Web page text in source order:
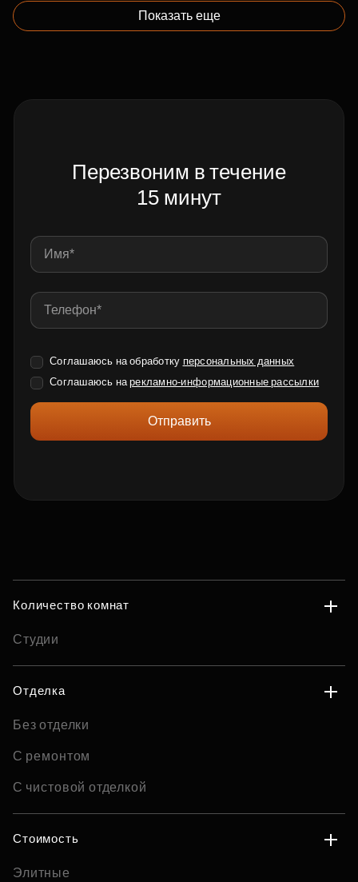
Показать еще
Перезвоним в течение
15 минут
Соглашаюсь на обработку персональных данных
Соглашаюсь нарекламно-информационные рассылки
Отправить
Количество комнат
Студии
Отделка
Без отделки
С ремонтом
С чистовой отделкой
Стоимость
Элитные